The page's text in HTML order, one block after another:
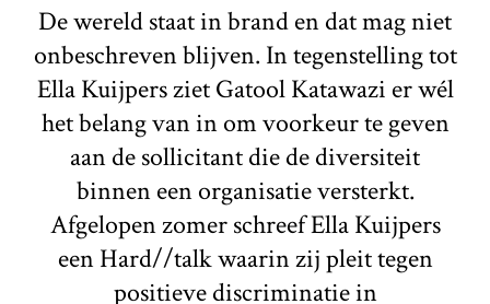
De wereld staat in brand en dat mag niet
onbeschreven blijven. In tegenstelling tot
Ella Kuijpers ziet Gatool Katawazi er wél
het belang van in om voorkeur te geven
aan de sollicitant die de diversiteit
binnen een organisatie versterkt.
Afgelopen zomer schreef Ella Kuijpers
een Hard//talk waarin zij pleit tegen
positieve discriminatie in